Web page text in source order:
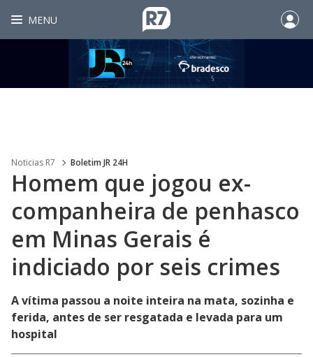
MENU
Noticias R7 Boletim JR 24H
Homem que jogou ex-
companheira de penhasco
em Minas Gerais é
indiciado por seis crimes
A vítima passou a noite inteira na mata, sozinha e
ferida, antes de ser resgatada e levada para um
hospital